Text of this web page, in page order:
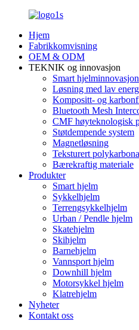
Hjem
Fabrikkomvisning
OEM & ODM
TEKNIK og innovasjon
Smart hjelminnovasjon
Løsning med lav
Kompositt- og
Bluetooth Mesh
CMF høyteknologisk
Støtdempende system
Magnetløsning
Teksturert
Bærekraftig materiale
Produkter
Smart hjelm
Sykkelhjelm
Terrengsykkelhjelm
Urban / Pendle hjelm
Skatehjelm
Skihjelm
Barnehjelm
Vannsport hjelm
Downhill hjelm
Motorsykkel hjelm
Klatrehjelm
Nyheter
Kontakt oss